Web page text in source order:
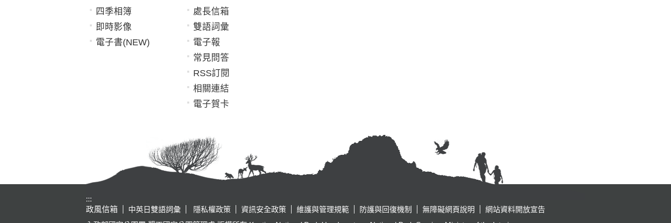
四季相簿
即時影像
電子書(NEW)
處長信箱
雙語詞彙
電子報
常見問答
RSS訂閱
相關連結
電子賀卡
:::
政風信箱
中英日雙語詞彙 隱私權政策 資訊安全政策 維護與管理規範 防護與回復機制 無障礙網頁說明
網站資料開放宣告